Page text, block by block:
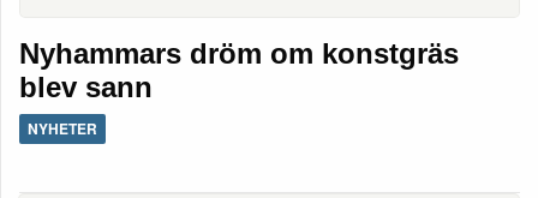
Nyhammars dröm om konstgräs
blev sann
NYHETER